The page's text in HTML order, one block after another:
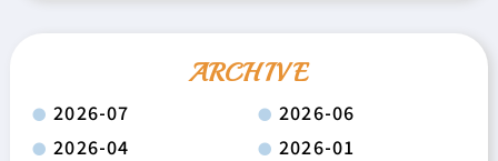
ARCHIVE
2026-07
2026-06
2026-04
2026-01